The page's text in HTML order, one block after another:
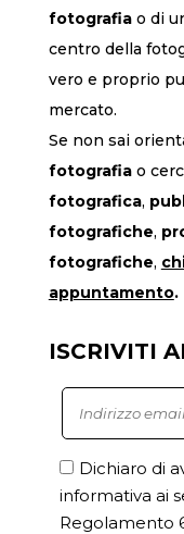
fotografiao di
centro della
vero e proprio
mercato.
Se non sai
fotografiao
fotografica,
fotografiche,
fotografiche,
appuntamento.
ISCRIVITI
Dichiaro di
informativa ai
Regolamento